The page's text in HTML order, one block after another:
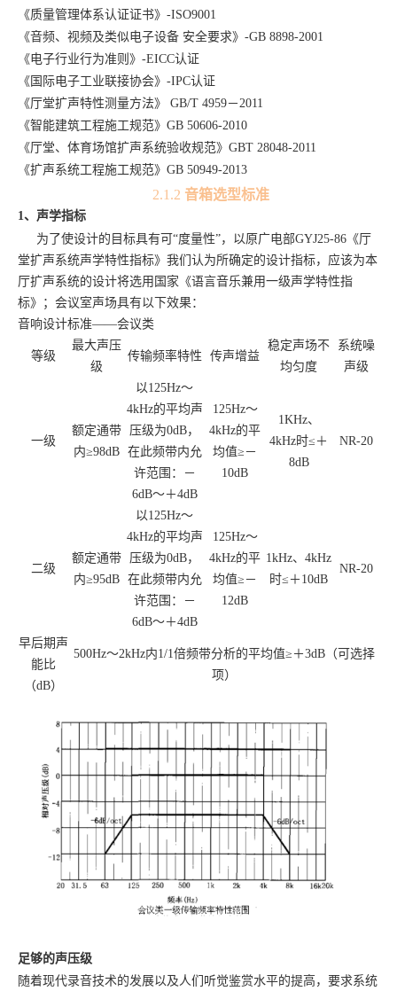
《质量管理体系认证证书》 -ISO9001
《音频、视频及类似电子设备 安全要求》 -GB 8898-2001
《电子行业行为准则》 -EICC认证
《国际电子工业联接协会》 -IPC认证
《厅堂扩声特性测量方法》
GB/T 4959－2011
《智能建筑工程施工规范》 GB 50606-2010
《厅堂、体育场馆扩声系统验收规范》 GBT 28048-2011
《扩声系统工程施工规范》 GB 50949-2013
2.1.2 音箱选型标准
1、声学指标
为了使设计的目标具有可 “度量性”，以原广电部GYJ25-86《厅
堂扩声系统声学特性指标》我们认为所确定的设计指标，应该为本
厅扩声系统的设计将选用国家《语言音乐兼用一级声学特性指
标》；会议室声场具有以下效果：
音响设计标准——会议类
等级
最大声压
级
传输频率特性 传声增益
稳定声场不
均匀度
系统噪
声级
一级
额定通带
内≥98dB
以125Hz～
4kHz的平均声
压级为0dB，
在此频带内允
许范围：－
6dB～＋4dB
125Hz～
4kHz的平
均值≥－
10dB
1KHz、
4kHz时≤＋
8dB
NR-20
二级
额定通带
内≥95dB
以125Hz～
4kHz的平均声
压级为0dB，
在此频带内允
许范围：－
6dB～＋4dB
125Hz～
4kHz的平
均值≥－
12dB
1kHz、4kHz
时≤＋10dB
NR-20
早后期声
能比
（dB）
500Hz～2kHz内1/1倍频带分析的平均值≥＋3dB（可选择
项）
足够的声压级
随着现代录音技术的发展以及人们听觉鉴赏水平的提高，要求系统